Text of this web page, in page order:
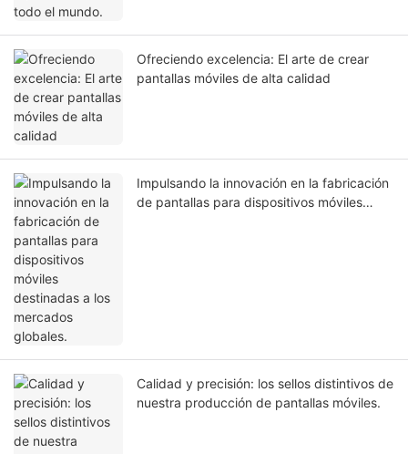
Ofreciendo excelencia: El arte de crear
pantallas móviles de alta calidad
Impulsando la innovación en la fabricación
de pantallas para dispositivos móviles
Calidad y precisión: los sellos distintivos de
nuestra producción de pantallas móviles.